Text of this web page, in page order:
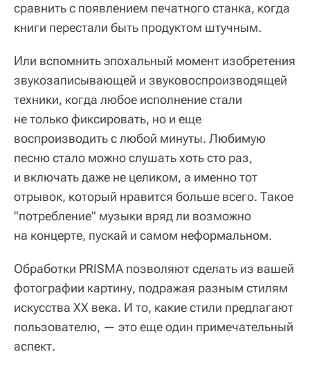
сравнить с появлением печатного станка, когда
книги перестали быть продуктом штучным.
Или вспомнить эпохальный момент изобретения
звукозаписывающей и звуковоспроизводящей
техники, когда любое исполнение стали
не только фиксировать, но и еще
воспроизводить с любой минуты. Любимую
песню стало можно слушать хоть сто раз,
и включать даже не целиком, а именно тот
отрывок, который нравится больше всего. Такое
"потребление" музыки вряд ли возможно
на концерте, пускай и самом неформальном.
Обработки PRISMA позволяют сделать из вашей
фотографии картину, подражая разным стилям
искусства ХХ века. И то, какие стили предлагают
пользователю, — это еще один примечательный
аспект.